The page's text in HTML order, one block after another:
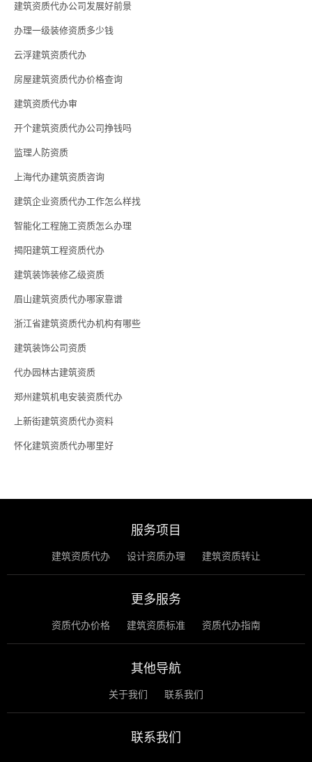
建筑资质代办公司发展好前景
办理一级装修资质多少钱
云浮建筑资质代办
房屋建筑资质代办价格查询
建筑资质代办审
开个建筑资质代办公司挣钱吗
监理人防资质
上海代办建筑资质咨询
建筑企业资质代办工作怎么样找
智能化工程施工资质怎么办理
揭阳建筑工程资质代办
建筑装饰装修乙级资质
眉山建筑资质代办哪家靠谱
浙江省建筑资质代办机构有哪些
建筑装饰公司资质
代办园林古建筑资质
郑州建筑机电安装资质代办
上新街建筑资质代办资料
怀化建筑资质代办哪里好
服务项目
建筑资质代办 设计资质办理 建筑资质转让
更多服务
资质代办价格 建筑资质标准 资质代办指南
其他导航
关于我们 联系我们
联系我们